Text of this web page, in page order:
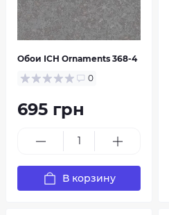
Обои ІСН Ornaments 368-4
0
695 грн
В корзину